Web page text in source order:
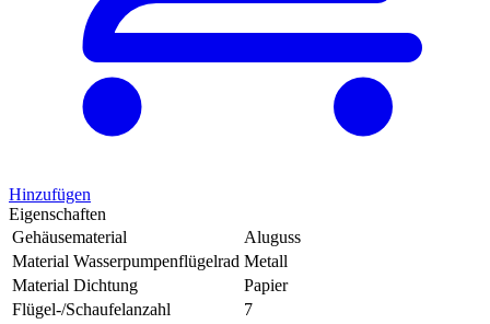
Hinzufügen
Eigenschaften
Gehäusematerial
Aluguss
Material Wasserpumpenflügelrad Metall
Material Dichtung
Papier
Flügel-/Schaufelanzahl
7